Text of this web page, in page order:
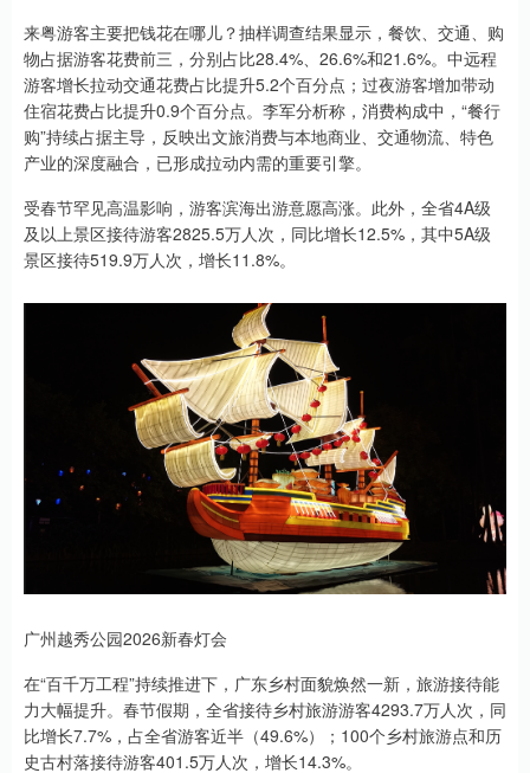
来粤游客主要把钱花在哪儿？抽样调查结果显示，餐饮、交通、购
物占据游客花费前三，分别占比28.4%、26.6%和21.6%。中远程
游客增长拉动交通花费占比提升5.2个百分点；过夜游客增加带动
住宿花费占比提升0.9个百分点。李军分析称，消费构成中，“餐行
购”持续占据主导，反映出文旅消费与本地商业、交通物流、特色
产业的深度融合，已形成拉动内需的重要引擎。
受春节罕见高温影响，游客滨海出游意愿高涨。此外，全省4A级
及以上景区接待游客2825.5万人次，同比增长12.5%，其中5A级
景区接待519.9万人次，增长11.8%。
广州越秀公园2026新春灯会
在“百千万工程”持续推进下，广东乡村面貌焕然一新，旅游接待能
力大幅提升。春节假期，全省接待乡村旅游游客4293.7万人次，同
比增长7.7%，占全省游客近半（49.6%）；100个乡村旅游点和历
史古村落接待游客401.5万人次，增长14.3%。